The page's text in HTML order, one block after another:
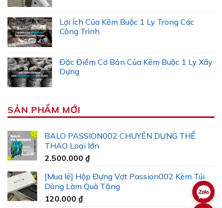
Lợi Ích Của Kẽm Buộc 1 Ly Trong Các
Công Trình
Đặc Điểm Cơ Bản Của Kẽm Buộc 1 Ly Xây
Dựng
SẢN PHẨM MỚI
BALO PASSION002 CHUYÊN DỤNG THỂ
THAO Loại lớn
2.500.000 ₫
[Mua lẻ] Hộp Đựng Vợt Passion002 Kèm Túi
Dùng Làm Quà Tặng
120.000 ₫